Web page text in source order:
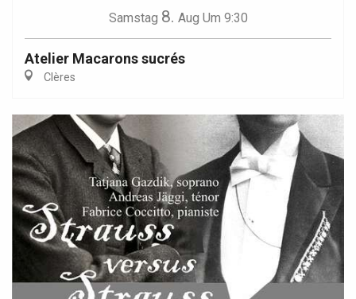
Samstag 8. Aug Um 9:30
Atelier Macarons sucrés
Clères